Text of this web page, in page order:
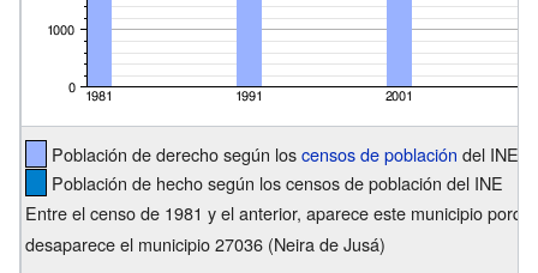
Población de derecho según loscensos de población del INE
Población de hecho según los censos de población del INE
Entre el censo de 1981 y el anterior, aparece este municipio
desaparece el municipio 27036 (Neira de Jusá)